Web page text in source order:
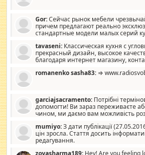
Gor:Сейчас рынок мебели
причем предлагают реально
стандартные модели малых серий
стандартные формы, в MebelOk,
со вкусом все в порядке, без ненужных
мебель, а это не последний фактор.
tavaseni: Классическая кухня с
прекрасный дизайн, высокое
благодаря интернет магазину,
romanenko sasha83: ⇒
garciajsacramento: Потрібні
допомогти! Ви зараз переживаєте
чином, ми даємо вам можливість
допомагати людям, які намагаються дати
заслуговує на другий шанс, і, оскільки
повинні приймати від інших. Для нас нема
mumiyo:З дати публікації
цін зросла. Стаття досить
редагування.